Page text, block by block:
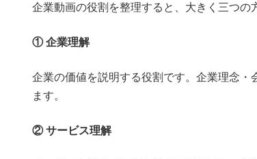
企業動画の役割を整理すると、大きく三つの
① 企業理解
企業の価値を説明する役割です。企業理念
ます。
② サービス理解